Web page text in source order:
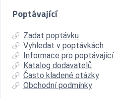
Poptávající
Zadat poptávku
Vyhledat v poptávkách
Informace pro poptávající
Katalog dodavatelů
Často kladené otázky
Obchodní podmínky